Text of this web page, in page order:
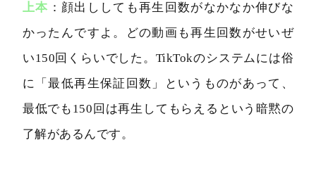
上本 ：顔出ししても再生回数がなかなか伸びな
かったんですよ。どの動画も再生回数がせいぜ
い150回くらいでした。TikTokのシステムには俗
に「最低再生保証回数」というものがあって、
最低でも150回は再生してもらえるという暗黙の
了解があるんです。